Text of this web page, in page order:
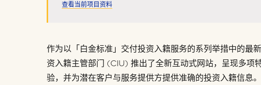
查看当前项目资料
作为以「白金标准」交付投资入籍服务的系列举措中的最
资入籍主管部门 (CIU) 推出了全新互动式网站，呈现多项
验，并为潜在客户与服务提供方提供准确的投资入籍信息。